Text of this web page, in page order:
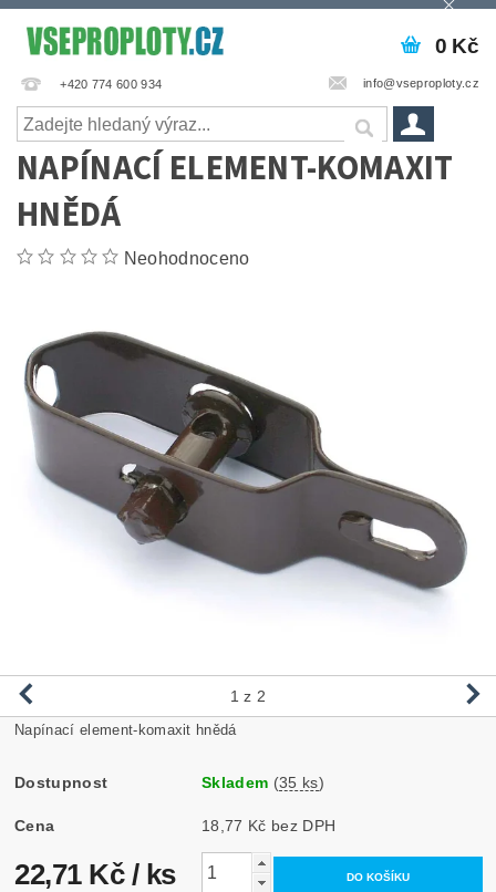
+420 774 600 934 info@vseproploty.cz
0 Kč
NAPÍNACÍ ELEMENT-KOMAXIT
HNĚDÁ
Neohodnoceno
1 z 2
Napínací element-komaxit hnědá
Dostupnost Skladem (35 ks)
Cena 18,77 Kč bez DPH
22,71 Kč / ks